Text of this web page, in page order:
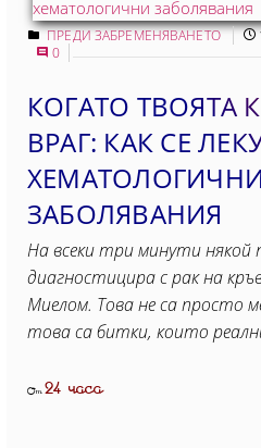
ПРЕДИ ЗАБРЕМЕНЯВАНЕТО
0
КОГАТО ТВОЯТА
ВРАГ: КАК СЕ
ХЕМАТОЛОГИЧНИ
ЗАБОЛЯВАНИЯ
На всеки три минути някой
диагностицира с рак на
Миелом. Това не са просто
това са битки, които
От24 часа